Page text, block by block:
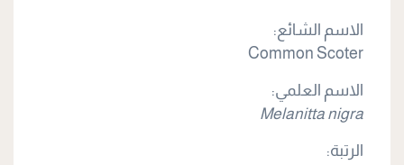
الاسم الشائع:
Common Scoter
الاسم العلمي:
Melanitta nigra
الرتبة: